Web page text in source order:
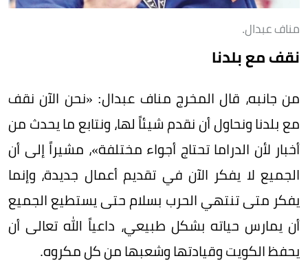
مناف عبدال.
نقف مع بلدنا
من جانبه، قال المخرج مناف عبدال: «نحن الآن نقف
مع بلدنا ونحاول أن نقدم شيئاً لها، ونتابع ما يحدث من
أخبار لأن الدراما تحتاج أجواء مختلفة»، مشيراً إلى أن
الجميع لا يفكر الآن في تقديم أعمال جديدة، وإنما
يفكر متى تنتهي الحرب بسلام حتى يستطيع الجميع
أن يمارس حياته بشكل طبيعي، داعياً الله تعالى أن
يحفظ الكويت وقيادتها وشعبها من كل مكروه.